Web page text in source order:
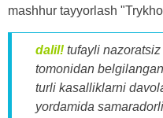
mashhur tayyorlash
dalil! tufayli
tomonidan
turli kasalliklarni
yordamida